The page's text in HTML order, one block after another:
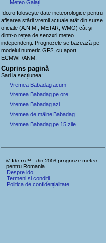
Meteo Galați
Ido.ro folosește date meteorologice pentru
afișarea stării vremii actuale atât din surse
oficiale (A.N.M., METAR, WMO) cât și
dintr-o rețea de senzori meteo
independenți . Prognozele se bazează pe
modelul numeric GFS, cu aport
ECMWF/ANM.
Cuprins pagină
Sari la secțiunea:
Vremea Babadag acum
Vremea Babadag pe ore
Vremea Babadag azi
Vremea de mâine Babadag
Vremea Babadag pe 15 zile
© Ido.ro™ - din 2006 prognoze meteo
pentru Romania.
Despre ido
Termeni și condiții
Politica de confidențialitate